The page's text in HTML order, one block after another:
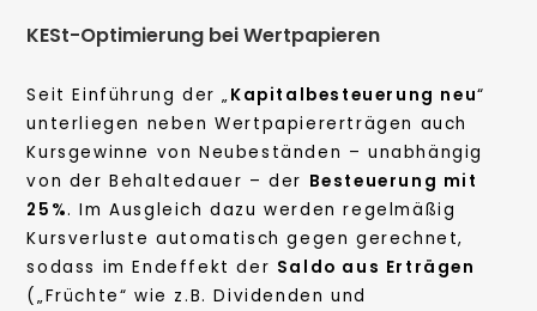
KESt-Optimierung bei Wertpapieren
Seit Einführung der „Kapitalbesteuerung neu“
unterliegen neben Wertpapiererträgen auch
Kursgewinne von Neubeständen – unabhängig
von der Behaltedauer – der Besteuerung mit
25%. Im Ausgleich dazu werden regelmäßig
Kursverluste automatisch gegen gerechnet,
sodass im Endeffekt der Saldo aus Erträgen
(„Früchte“ wie z.B. Dividenden und